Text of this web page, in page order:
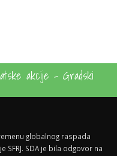
akcije - Gradski
globalnog raspada
SDA je bila odgovor na